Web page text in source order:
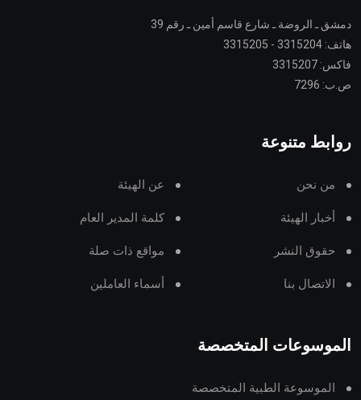
دمشق ـ الروضة ـ شارع قاسم أمين ـ رقم 39
هاتف: 3315204 - 3315205
فاكس: 3315207
ص.ب: 7296
روابط متنوعة
من نحن عن الهيئة
أخبار الهيئة كلمة المدير العام
حقوق النشر مواقع ذات صلة
الاتصال بنا أسماء العاملين
الموسوعات المتخصصة
الموسوعة الطبية المتخصصة